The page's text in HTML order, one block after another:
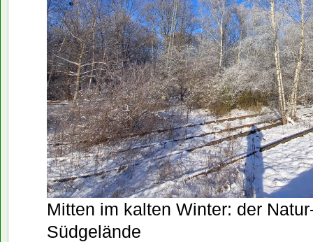
Mitten im kalten Winter: der
Südgelände